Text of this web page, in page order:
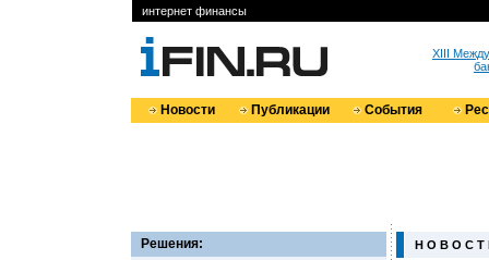
интернет финансы
XIII
Новости Публикации События
Решения:
Н О В О С Т